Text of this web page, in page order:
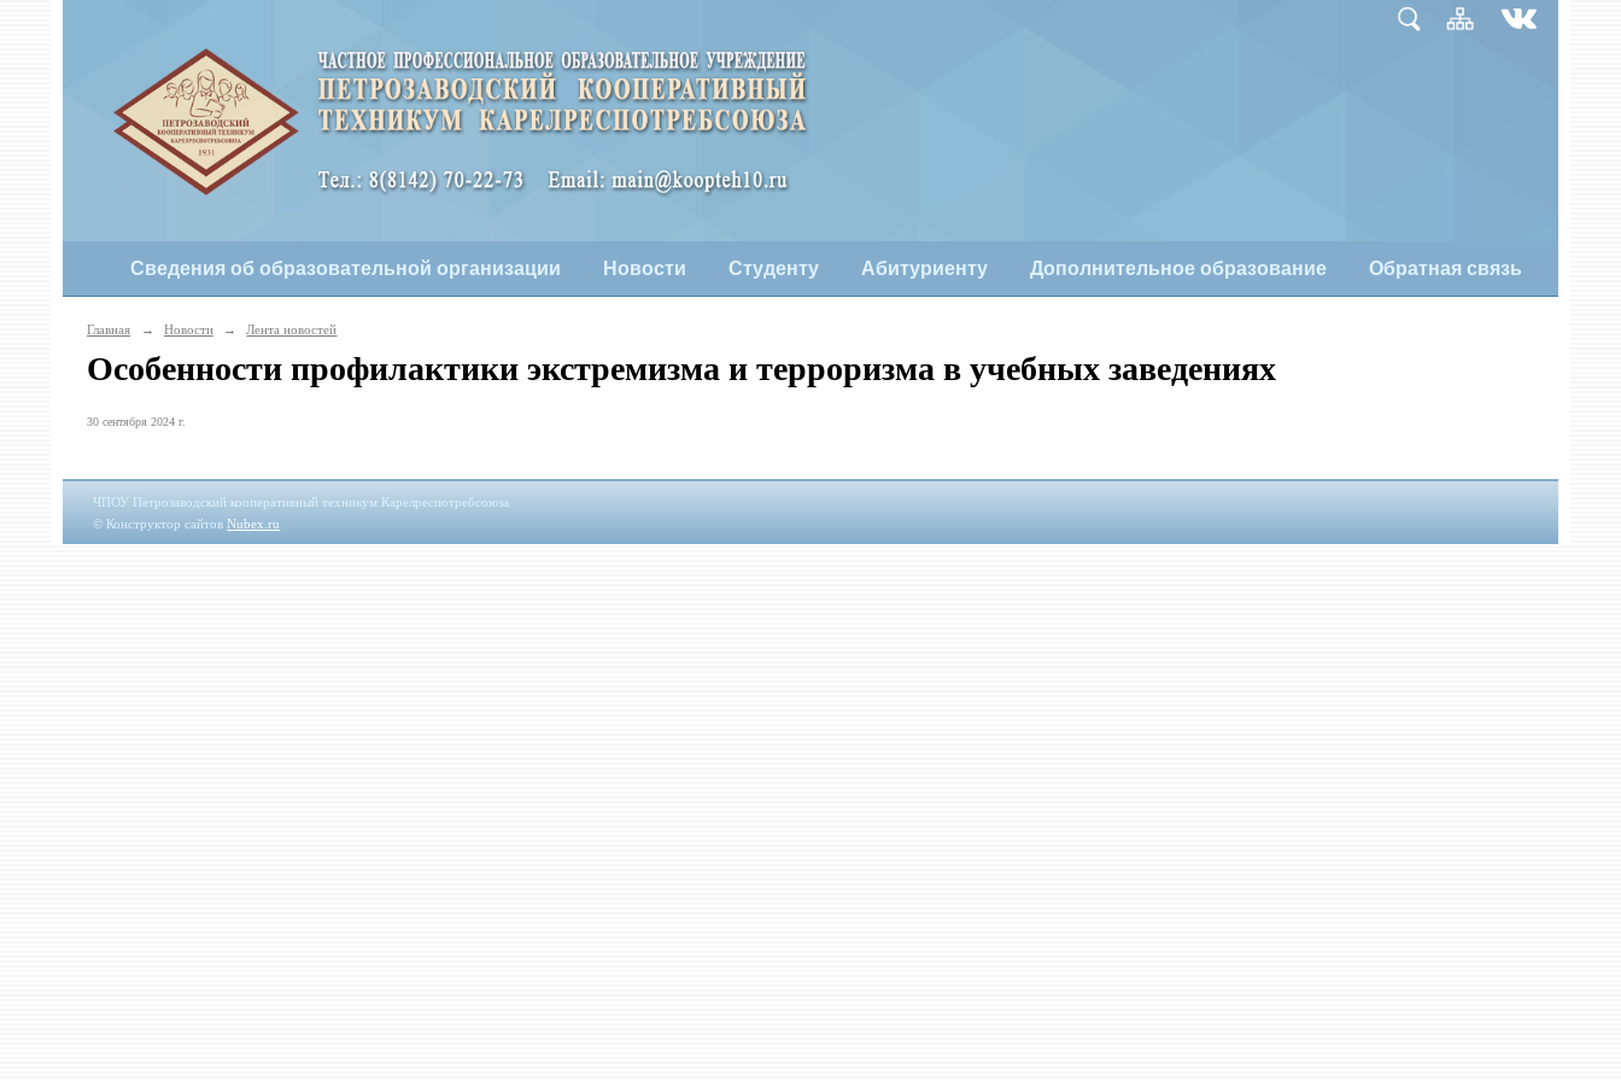
Сведения об образовательной организации Новости Студенту Абитуриенту Дополнительное образование Обратная связь
Главная → Новости → Лента новостей
Особенности профилактики экстремизма и терроризма в учебных заведениях
30 сентября 2024 г.
ЧПОУ Петрозаводский кооперативный техникум Карелреспотребсоюза
© Конструктор сайтовNubex.ru